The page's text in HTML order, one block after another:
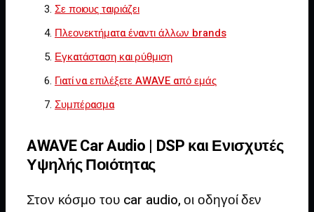
Σε ποιους ταιριάζει
Πλεονεκτήματα έναντι άλλων brands
Εγκατάσταση και ρύθμιση
Γιατί να επιλέξετε AWAVE από εμάς
Συμπέρασμα
AWAVE Car Audio | DSP και Ενισχυτές
Υψηλής Ποιότητας
Στον κόσμο του car audio, οι οδηγοί δεν